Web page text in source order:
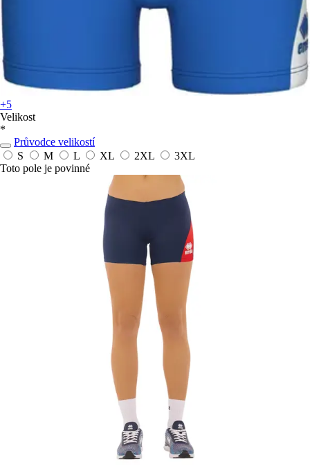
+5
Velikost
*
Průvodce velikostí
S
M L XL 2XL
3XL
Toto pole je povinné